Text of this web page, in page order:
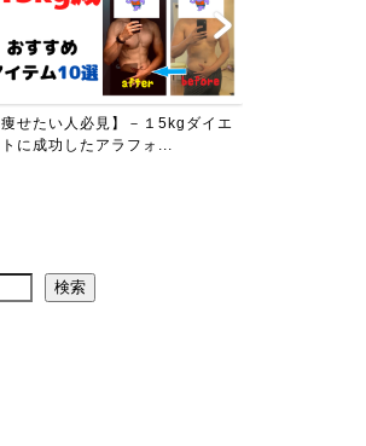
女性必見】反り腰＆ぽっこりお腹
改善させるたった3つの...
検索